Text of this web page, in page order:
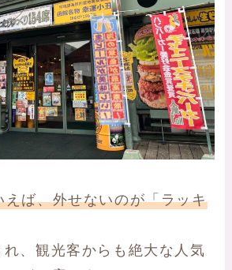
えば、外せないのが「ラッキ
、観光客からも絶大な人気